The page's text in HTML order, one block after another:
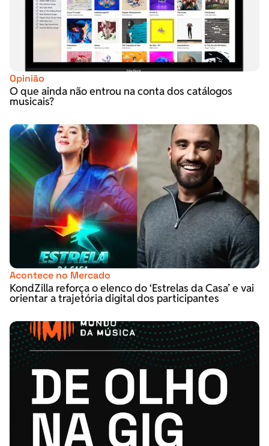
Opinião
O que ainda não entrou na conta dos catálogos
musicais?
Acontece no Mercado
KondZilla reforça o elenco do ‘Estrelas da Casa’ e vai
orientar a trajetória digital dos participantes